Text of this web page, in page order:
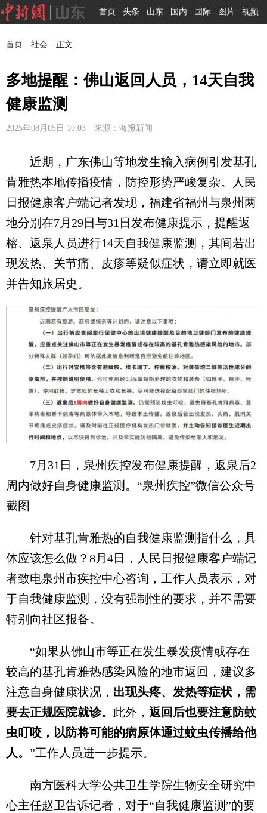
首页 头条 山东 国内 国际 图片 视频
首页—社会—正文
多地提醒：佛山返回人员，14天自我
健康监测
2025年08月05日 10:03 来源：海报新闻
近期，广东佛山等地发生输入病例引发基孔
肯雅热本地传播疫情，防控形势严峻复杂。人民
日报健康客户端记者发现，福建省福州与泉州两
地分别在7月29日与31日发布健康提示，提醒返
榕、返泉人员进行14天自我健康监测，其间若出
现发热、关节痛、皮疹等疑似症状，请立即就医
并告知旅居史。
7月31日，泉州疾控发布健康提醒，返泉后2
周内做好自身健康监测。“泉州疾控”微信公众号
截图
针对基孔肯雅热的自我健康监测指什么，具
体应该怎么做？8月4日，人民日报健康客户端记
者致电泉州市疾控中心咨询，工作人员表示，对
于自我健康监测，没有强制性的要求，并不需要
特别向社区报备。
“如果从佛山市等正在发生暴发疫情或存在
较高的基孔肯雅热感染风险的地市返回，建议多
注意自身健康状况， 出现头疼、发热等症状，需
要去正规医院就诊。 此外， 返回后也要注意防蚊
虫叮咬，以防将可能的病原体通过蚊虫传播给他
人。 ”工作人员进一步提示。
南方医科大学公共卫生学院生物安全研究中
心主任赵卫告诉记者，对于“自我健康监测”的要